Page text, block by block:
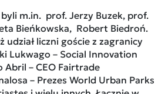
m.in. prof. Jerzy Buzek, prof.
Bieńkowska, Robert Biedroń.
udział liczni goście z zagranicy
Lukwago – Social Innovation
Abril – CEO Fairtrade
– Prezes World Urban Parks